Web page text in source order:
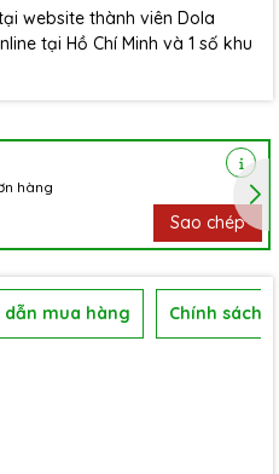
website thành viên Dola
tại Hồ Chí Minh và 1 số khu
hàng
Sao chép
dẫn mua hàng Chính sách